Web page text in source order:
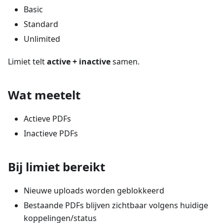
Basic
Standard
Unlimited
Limiet teltactive + inactivesamen.
Wat meetelt
Actieve PDFs
Inactieve PDFs
Bij limiet bereikt
Nieuwe uploads worden geblokkeerd
Bestaande PDFs blijven zichtbaar volgens huidige
koppelingen/status